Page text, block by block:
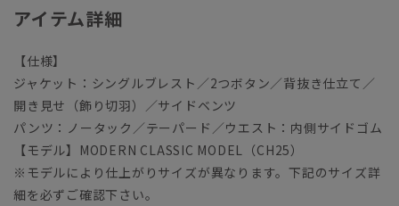
アイテム詳細
【仕様】
ジャケット：シングルブレスト／2つボタン／背抜き仕立て／
開き見せ（飾り切羽）／サイドベンツ
パンツ：ノータック／テーパード／ウエスト：内側サイドゴム
【モデル】MODERN CLASSIC MODEL（CH25）
※モデルにより仕上がりサイズが異なります。下記のサイズ詳
細を必ずご確認下さい。